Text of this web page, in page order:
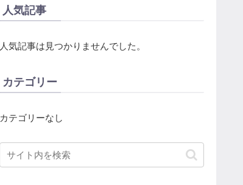
人気記事
人気記事は見つかりませんでした。
カテゴリー
カテゴリーなし